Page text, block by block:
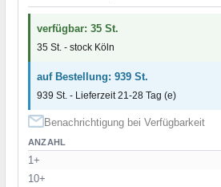
verfügbar: 35 St.
35 St. - stock Köln
auf Bestellung: 939 St.
939 St. - Lieferzeit 21-28 Tag (e)
Benachrichtigung bei Verfügbarkeit
ANZAHL
1+
10+